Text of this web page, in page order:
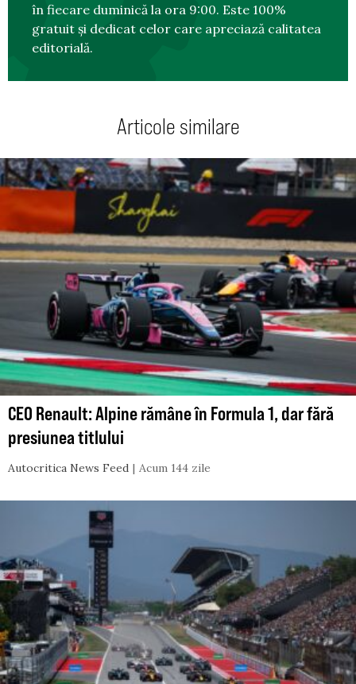
în fiecare duminică la ora 9:00. Este 100%
gratuit și dedicat celor care apreciază calitatea
editorială.
Articole similare
CEO Renault: Alpine rămâne în Formula 1, dar fără
presiunea titlului
Autocritica News Feed Acum 144 zile